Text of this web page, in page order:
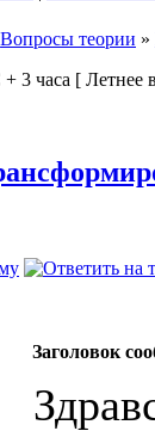
Вопросы теории »
3 часа [ Летнее
Заголовок